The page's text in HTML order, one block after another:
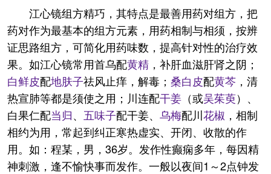
江心镜组方精巧，其特点是最善用药对组方，把
药对作为最基本的组方元素，用药相制与相须，按辨
证思路组方，可简化用药味数，提高针对性的治疗效
果。如江心镜常用首乌配黄精 ，补肝血滋肝肾之阴；
白鲜皮配地肤子祛风止痒，解毒； 桑白皮配黄芩 ，清
热宣肺等都是须使之用；川连配干姜 （或吴茱萸）、
白果仁配当归、 五味子配干姜、 乌梅配川花椒 ，相制
相约为用，常起到纠正寒热虚实、开闭、收散的作
用。如：程某，男，36岁。发作性癫痫多年，每因精
神刺激，逢不愉快事而发作。一般以夜间1～2点钟发